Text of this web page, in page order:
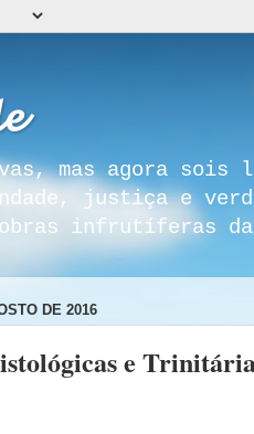
mas agora sois
justiça e
obras infrutíferas
DE 2016
e